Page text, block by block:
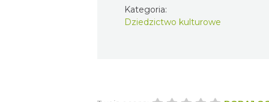
Kategoria:
Dziedzictwo kulturowe